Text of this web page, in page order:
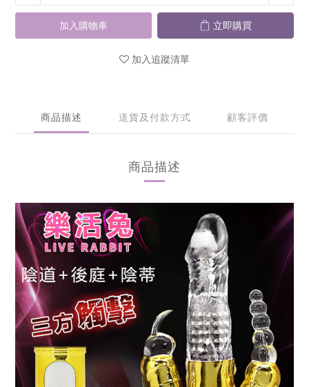
加入購物車 立即購買
加入追蹤清單
商品描述 送貨及付款方式 顧客評價
商品描述